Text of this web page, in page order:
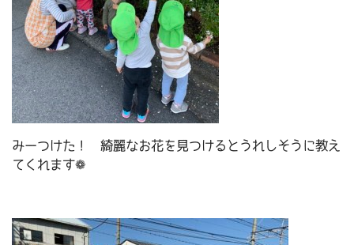
みーつけた！ 綺麗なお花を見つけるとうれしそうに教え
てくれます❁